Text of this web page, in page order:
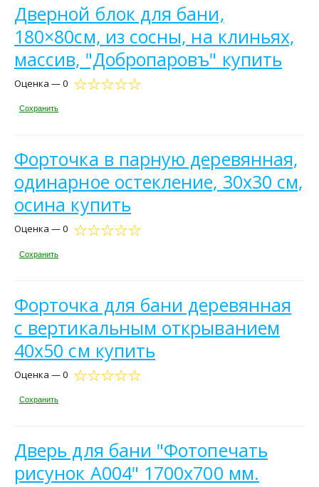
Дверной блок для бани,
180×80см, из сосны, на клиньях,
массив, "Добропаровъ" купить
Оценка — 0
Сохранить
Форточка в парную деревянная,
одинарное остекление, 30х30 см,
осина купить
Оценка — 0
Сохранить
Форточка для бани деревянная
с вертикальным открыванием
40х50 см купить
Оценка — 0
Сохранить
Дверь для бани "Фотопечать
рисунок А004" 1700х700 мм.